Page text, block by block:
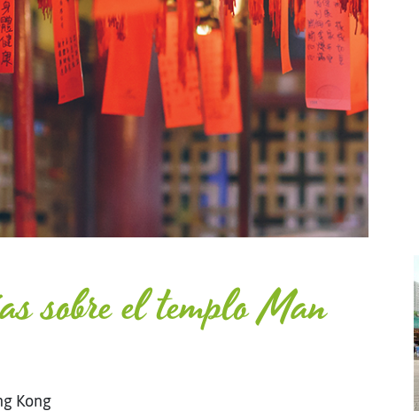
sobre el templo Man
Kong